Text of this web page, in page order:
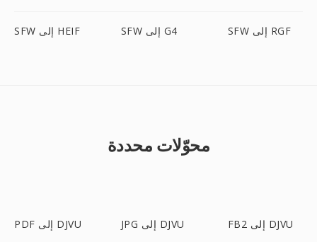
SFW إلى HEIF SFW إلى G4 SFW إلى RGF
محوّلات محددة
PDF إلى DJVU JPG إلى DJVU FB2 إلى DJVU